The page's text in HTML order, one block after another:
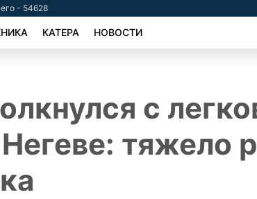
- 54628
КАТЕРА НОВОСТИ
с
тяжело